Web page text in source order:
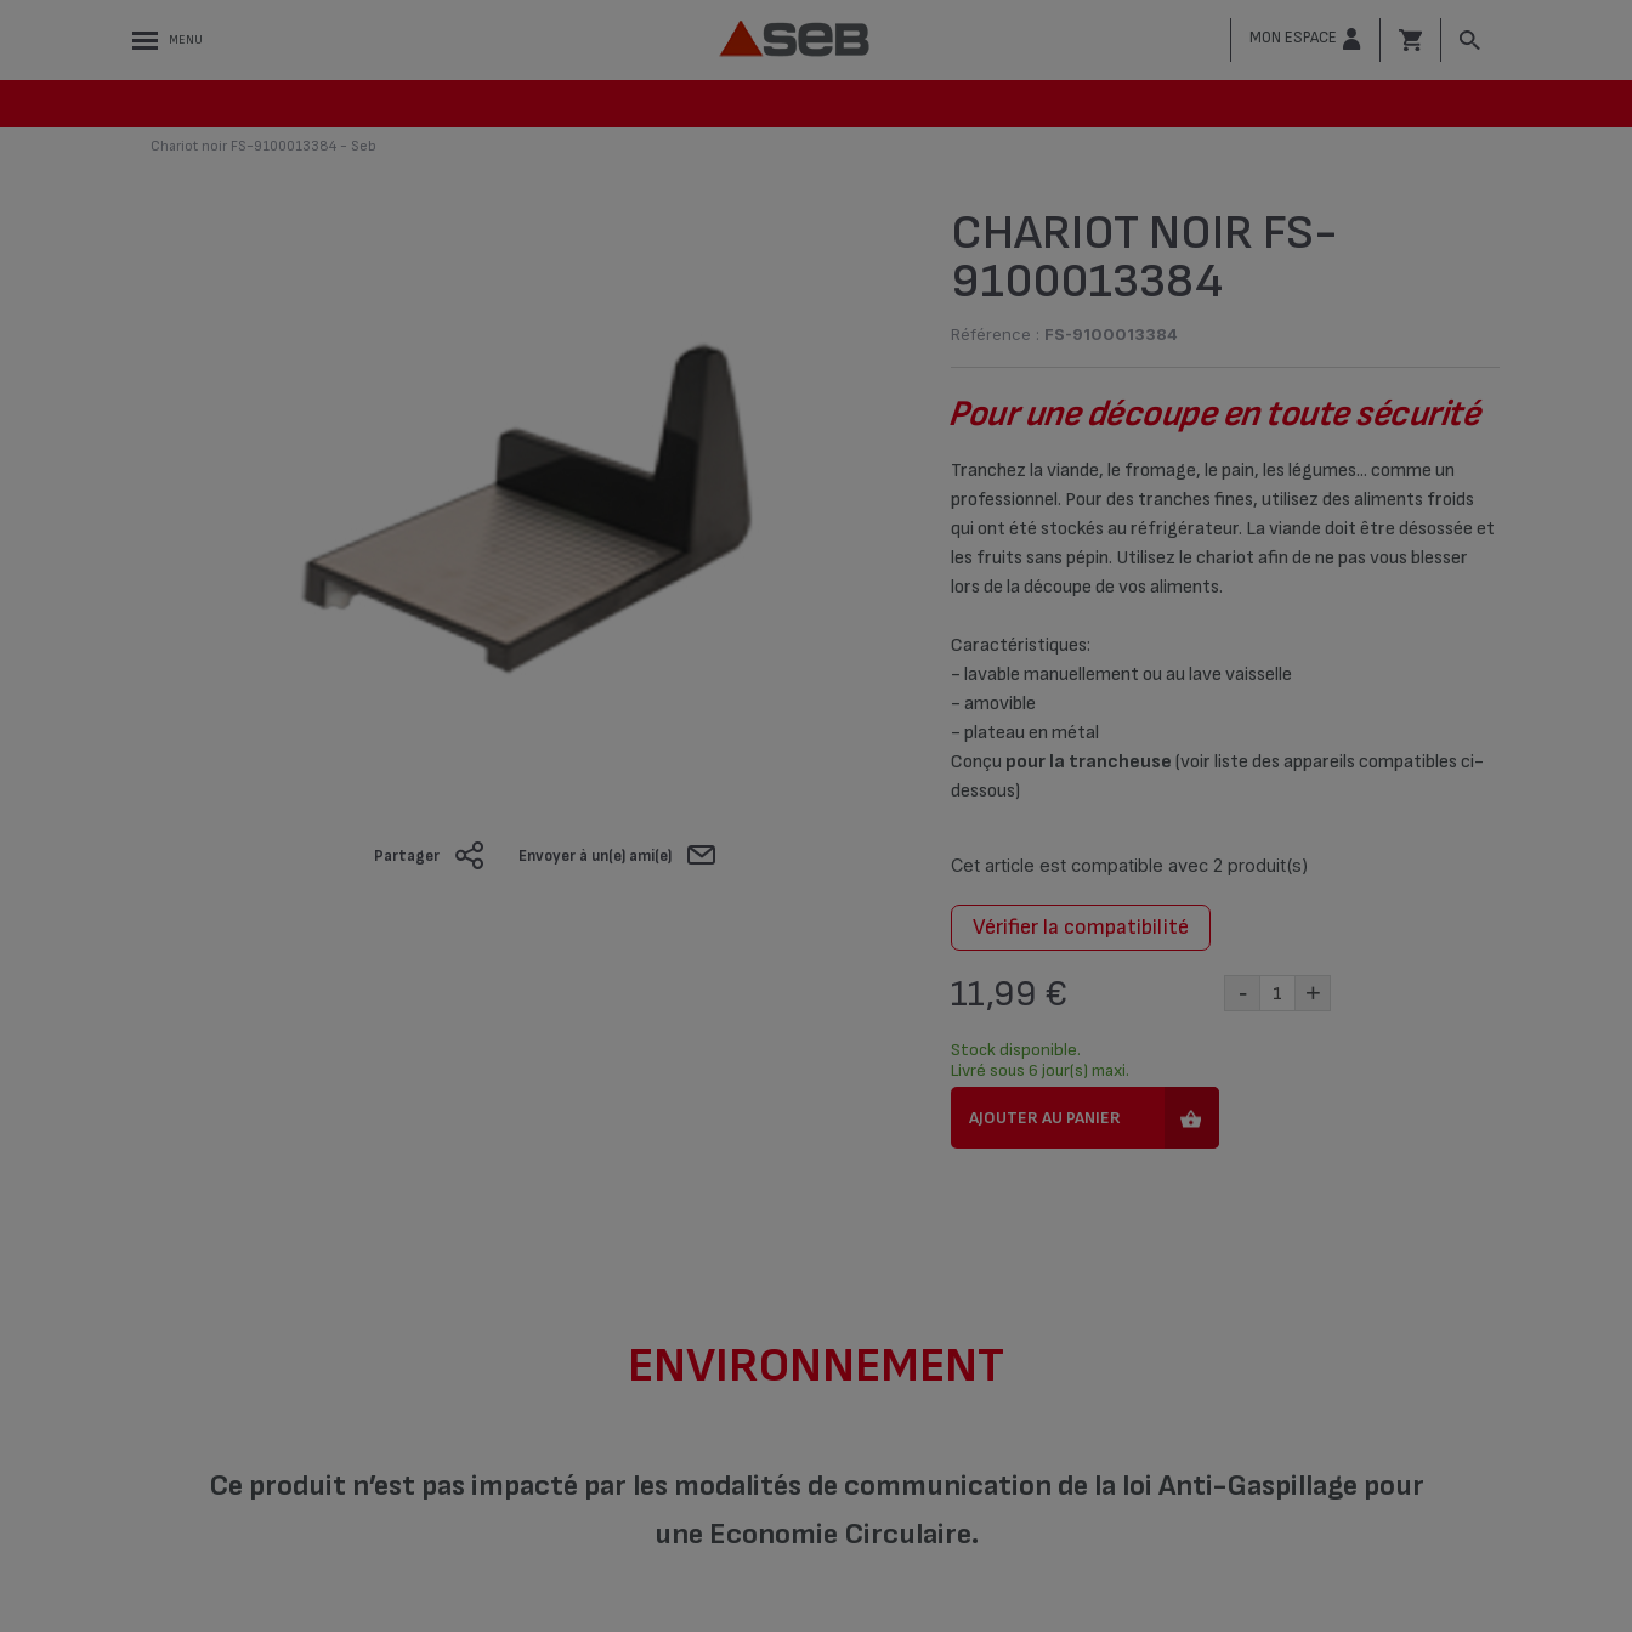
MENU MON ESPACE
Chariot noir FS-9100013384 - Seb
CHARIOT NOIR FS-
9100013384
Référence : FS-9100013384
Partager Envoyer à un(e) ami(e)
Pour une découpe en toute sécurité
Tranchez la viande, le fromage, le pain, les légumes... comme un
professionnel. Pour des tranches fines, utilisez des aliments froids
qui ont été stockés au réfrigérateur. La viande doit être désossée et
les fruits sans pépin. Utilisez le chariot afin de ne pas vous blesser
lors de la découpe de vos aliments.
Caractéristiques:
- lavable manuellement ou au lave vaisselle
- amovible
- plateau en métal
Conçu pour la trancheuse(voir liste des appareils compatibles ci-
dessous)
Cet article est compatible avec 2 produit(s)
Vérifier la compatibilité
11,99 € - +
Stock disponible.
Livré sous 6 jour(s) maxi.
AJOUTER AU PANIER
ENVIRONNEMENT
Ce produit n’est pas impacté par les modalités de communication de la loi Anti-Gaspillage pour
une Economie Circulaire.